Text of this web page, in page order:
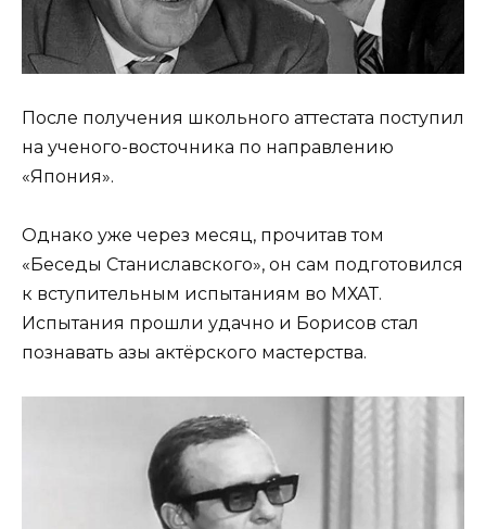
После получения школьного аттестата поступил
на ученого-восточника по направлению
«Япония».
Однако уже через месяц, прочитав том
«Беседы Станиславского», он сам подготовился
к вступительным испытаниям во МХАТ.
Испытания прошли удачно и Борисов стал
познавать азы актёрского мастерства.